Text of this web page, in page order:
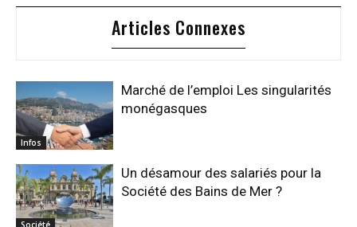
Articles Connexes
Infos
Marché de l’emploi Les singularités
monégasques
Un désamour des salariés pour la
Société des Bains de Mer ?